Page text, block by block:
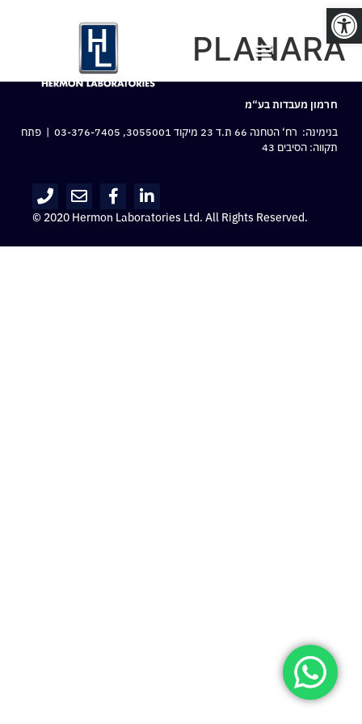
פתח סרגל נגישות
PLANARA
חרמון מעבדות בע“מ
בנימינה: רח‘ הטחנה 66 ת.ד 23 מיקוד 3055001,
03-376-7405 | פתח
תקווה: הסיבים 43
© 2020 Hermon Laboratories Ltd. All Rights Reserved.